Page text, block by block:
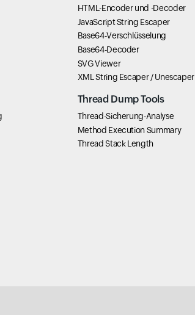
HTML-Encoder und -Decoder
JavaScript String Escaper
Base64-Verschlüsselung
Base64-Decoder
SVG Viewer
XML String Escaper / Unescaper
Thread Dump Tools
Thread-Sicherung-Analyse
Method Execution Summary
Thread Stack Length